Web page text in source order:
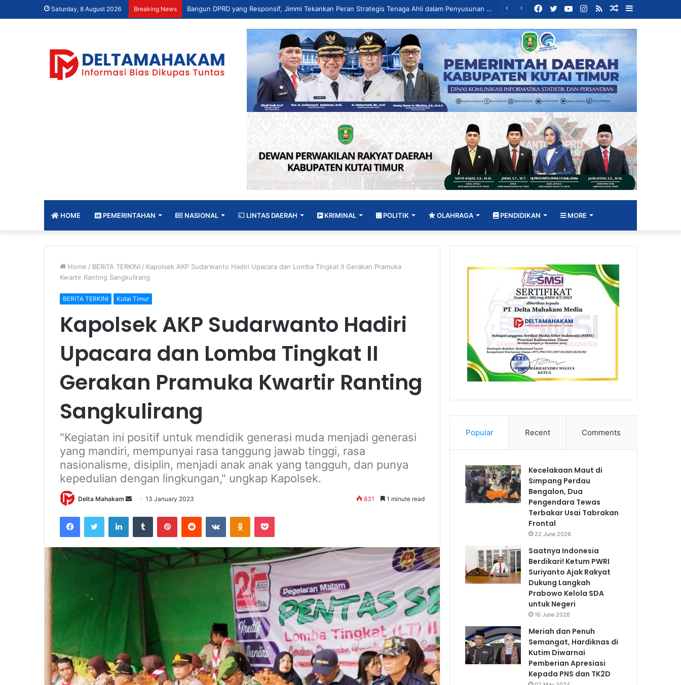
Saturday, 8 August 2026 Breaking News Bangun DPRD yang Responsif, Jimmi Tekankan Peran Strategis Tenaga Ahli dalam Penyusunan Kebijakan
Random
Article
RSS
Instagram
YouTube
Twitter
Facebook
HOME PEMERINTAHAN NASIONAL LINTAS DAERAH KRIMINAL POLITIK OLAHRAGA PENDIDIKAN MORE
Home / BERITA TERKINI / Kapolsek AKP Sudarwanto Hadiri Upacara dan Lomba Tingkat II Gerakan Pramuka
Kwartir Ranting Sangkulirang
BERITA TERKINI Kutai Timur
Kapolsek AKP Sudarwanto Hadiri
Upacara dan Lomba Tingkat II
Gerakan Pramuka Kwartir Ranting
Sangkulirang
"Kegiatan ini positif untuk mendidik generasi muda menjadi generasi
yang mandiri, mempunyai rasa tanggung jawab tinggi, rasa
nasionalisme, disiplin, menjadi anak anak yang tangguh, dan punya
kepedulian dengan lingkungan," ungkap Kapolsek.
Delta Mahakam
d
a
n
e
13 January 2023 831 1 minute read
Popular Recent Comments
Kecelakaan Maut di
Simpang Perdau
Bengalon, Dua
Pengendara Tewas
Terbakar Usai Tabrakan
Frontal
22 June 2026
Saatnya Indonesia
Berdikari! Ketum PWRI
Suriyanto Ajak Rakyat
Dukung Langkah
Prabowo Kelola SDA
untuk Negeri
16 June 2026
Meriah dan Penuh
Semangat, Hardiknas di
Kutim Diwarnai
Pemberian Apresiasi
Kepada PNS dan TK2D